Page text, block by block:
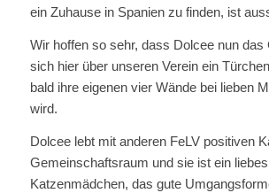
ein Zuhause in Spanien zu finden, ist
Wir hoffen so sehr, dass Dolcee nun das
sich hier über unseren Verein ein
bald ihre eigenen vier Wände bei lieben
wird.
Dolcee lebt mit anderen FeLV positiven
Gemeinschaftsraum und sie ist ein liebes
Katzenmädchen, das gute